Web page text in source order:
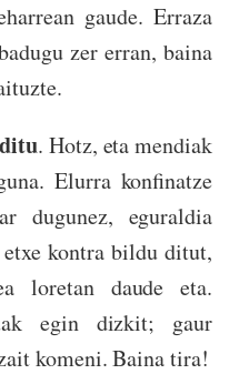
gaude. Erraza
zer erran, baina
. Hotz, eta mendiak
Elurra konfinatze
dugunez, eguraldia
kontra bildu ditut,
loretan daude eta.
egin dizkit; gaur
komeni. Baina tira!